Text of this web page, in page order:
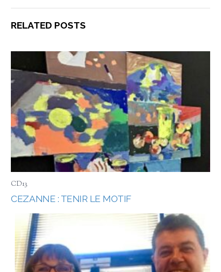
RELATED POSTS
CD13
CEZANNE ️: TENIR LE MOTIF